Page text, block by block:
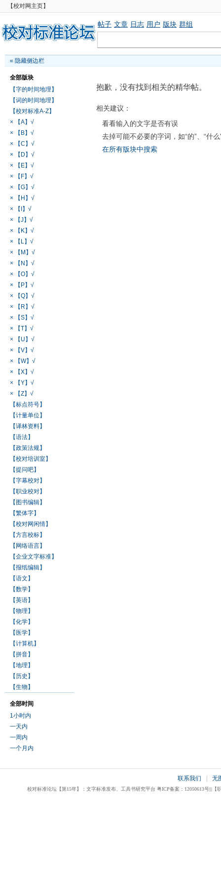
【校对网主页】
帖子 文章 日志 用户 版块 群组
« 隐藏侧边栏
全部版块
【字的时间地理】
【词的时间地理】
【校对标准A-Z】
× 【A】√
× 【B】√
× 【C】√
× 【D】√
× 【E】√
× 【F】√
× 【G】√
× 【H】√
× 【I】√
× 【J】√
× 【K】√
× 【L】√
× 【M】√
× 【N】√
× 【O】√
× 【P】√
× 【Q】√
× 【R】√
× 【S】√
× 【T】√
× 【U】√
× 【V】√
× 【W】√
× 【X】√
× 【Y】√
× 【Z】√
【标点符号】
【计量单位】
【译林资料】
【语法】
【政策法规】
【校对培训室】
【提问吧】
【字幕校对】
【职业校对】
【图书编辑】
【繁体字】
【校对网闲情】
【方言校标】
【网络语言】
【企业文字标准】
【报纸编辑】
【语文】
【数学】
【英语】
【物理】
【化学】
【医学】
【计算机】
【拼音】
【地理】
【历史】
【生物】
全部时间
1小时内
一天内
一周内
一个月内
抱歉，没有找到相关的精华帖。
相关建议：
看看输入的文字是否有误
去掉可能不必要的字词，如“的”、“什么
在所有版块中搜索
联系我们 无
校对标准论坛【第15年】：文字标准发布、工具书研究平台 粤ICP备案：12050613号|||【